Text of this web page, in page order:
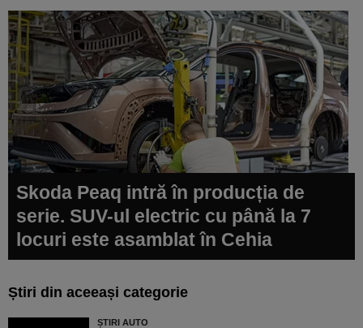
Skoda Peaq intră în producția de
serie. SUV-ul electric cu până la 7
locuri este asamblat în Cehia
Știri din aceeași categorie
ȘTIRI AUTO